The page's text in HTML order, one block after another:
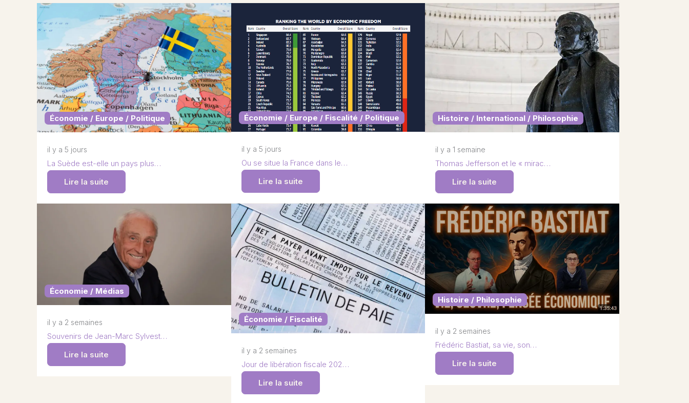
Économie / Europe / Politique
il y a 5 jours
La Suède est-elle un pays plus…
Lire la suite
Économie / Europe / Fiscalité / Politique
il y a 5 jours
Ou se situe la France dans le…
Lire la suite
Histoire / International / Philosophie
il y a 1 semaine
Thomas Jefferson et le « mirac…
Lire la suite
Économie / Médias
il y a 2 semaines
Souvenirs de Jean-Marc Sylvest…
Lire la suite
Économie / Fiscalité
il y a 2 semaines
Jour de libération fiscale 202…
Lire la suite
Histoire / Philosophie
il y a 2 semaines
Frédéric Bastiat, sa vie, son…
Lire la suite